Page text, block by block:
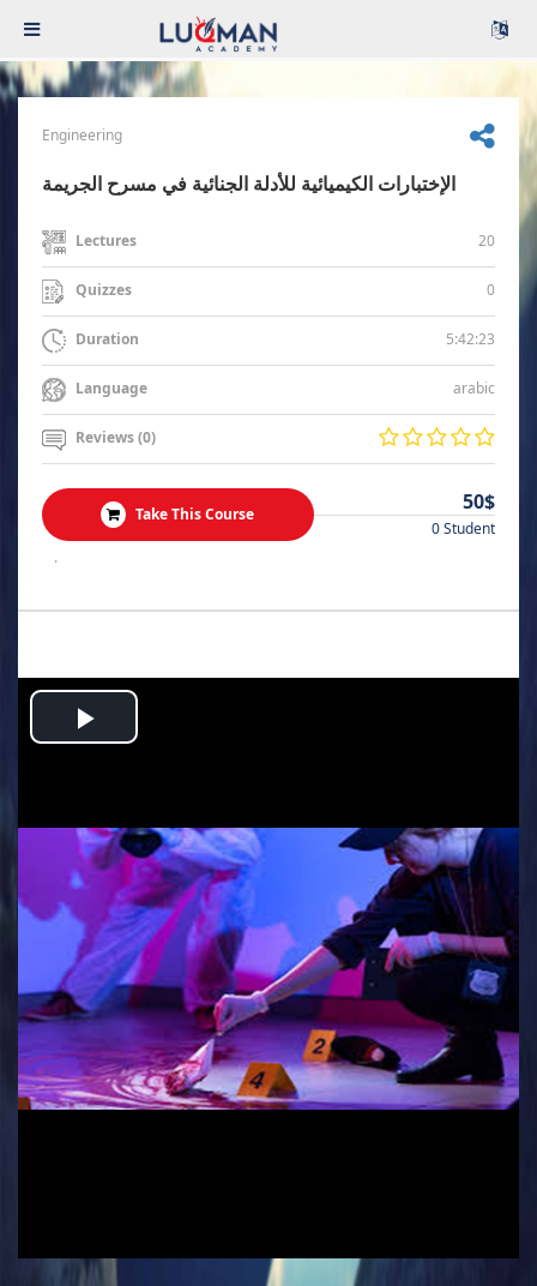
Engineering
الإختبارات الكيميائية للأدلة الجنائية في مسرح الجريمة
Lectures 20
Quizzes 0
Duration 5:42:23
Language arabic
Reviews (0)
Take This Course 50$
0 Student
.
Play